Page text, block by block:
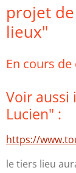
projet
lieux"
En cours
Voir aussi
Lucien" :
https://
le tiers lieu